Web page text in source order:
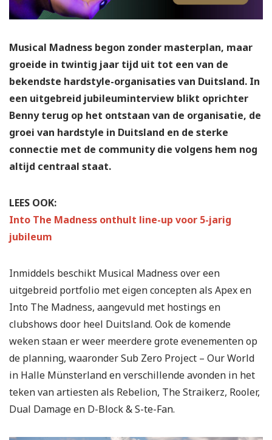
Musical Madness begon zonder masterplan, maar
groeide in twintig jaar tijd uit tot een van de
bekendste hardstyle-organisaties van Duitsland. In
een uitgebreid jubileuminterview blikt oprichter
Benny terug op het ontstaan van de organisatie, de
groei van hardstyle in Duitsland en de sterke
connectie met de community die volgens hem nog
altijd centraal staat.
LEES OOK:
Into The Madness onthult line-up voor 5-jarig
jubileum
Inmiddels beschikt Musical Madness over een
uitgebreid portfolio met eigen concepten als Apex en
Into The Madness, aangevuld met hostings en
clubshows door heel Duitsland. Ook de komende
weken staan er weer meerdere grote evenementen op
de planning, waaronder Sub Zero Project – Our World
in Halle Münsterland en verschillende avonden in het
teken van artiesten als Rebelion, The Straikerz, Rooler,
Dual Damage en D-Block & S-te-Fan.